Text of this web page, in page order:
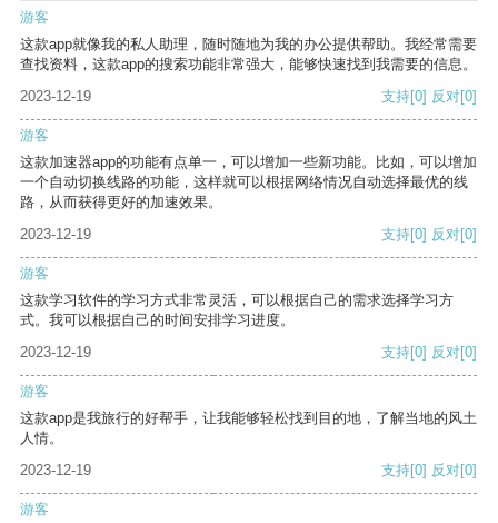
游客
这款app就像我的私人助理，随时随地为我的办公提供帮助。我经常需要
查找资料，这款app的搜索功能非常强大，能够快速找到我需要的信息。
2023-12-19
支持[0] 反对[0]
游客
这款加速器app的功能有点单一，可以增加一些新功能。比如，可以增加
一个自动切换线路的功能，这样就可以根据网络情况自动选择最优的线
路，从而获得更好的加速效果。
2023-12-19
支持[0] 反对[0]
游客
这款学习软件的学习方式非常灵活，可以根据自己的需求选择学习方
式。我可以根据自己的时间安排学习进度。
2023-12-19
支持[0] 反对[0]
游客
这款app是我旅行的好帮手，让我能够轻松找到目的地，了解当地的风土
人情。
2023-12-19
支持[0] 反对[0]
游客